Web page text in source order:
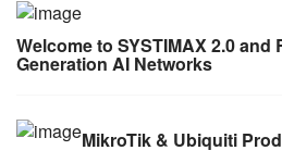
Welcome to SYSTIMAX 2.0 and
Generation AI Networks
MikroTik & Ubiquiti